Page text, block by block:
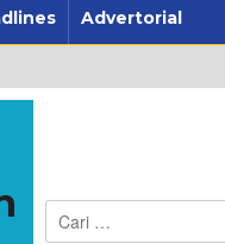
Advertorial
Cari
untuk: